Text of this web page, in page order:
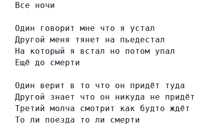
Все ночи
Один говорит мне что я устал
Другой меня тянет на пьедестал
На который я встал но потом упал
Ещё до смерти
Один верит в то что он придёт туда
Другой знает что он никуда не придёт
Третий молча смотрит как будто ждёт
То ли поезда то ли смерти